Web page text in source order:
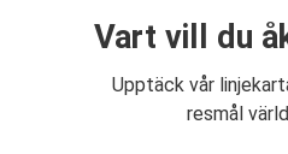
Vart vill du
Upptäck vår
resmål